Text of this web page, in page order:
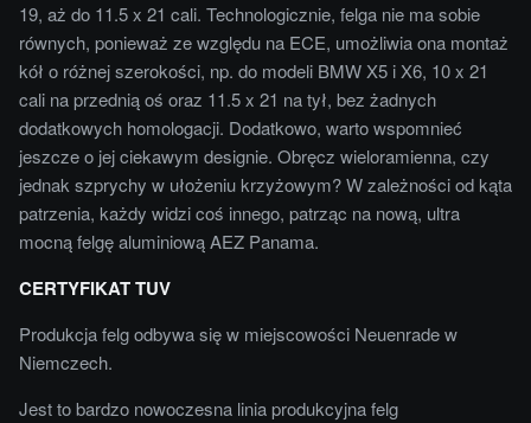
19, aż do 11.5 x 21 cali. Technologicznie, felga nie ma sobie
równych, ponieważ ze względu na ECE, umożliwia ona montaż
kół o różnej szerokości, np. do modeli BMW X5 i X6, 10 x 21
cali na przednią oś oraz 11.5 x 21 na tył, bez żadnych
dodatkowych homologacji. Dodatkowo, warto wspomnieć
jeszcze o jej ciekawym designie. Obręcz wieloramienna, czy
jednak szprychy w ułożeniu krzyżowym? W zależności od kąta
patrzenia, każdy widzi coś innego, patrząc na nową, ultra
mocną felgę aluminiową AEZ Panama.
CERTYFIKAT TUV
Produkcja felg odbywa się w miejscowości Neuenrade w
Niemczech.
Jest to bardzo nowoczesna linia produkcyjna felg